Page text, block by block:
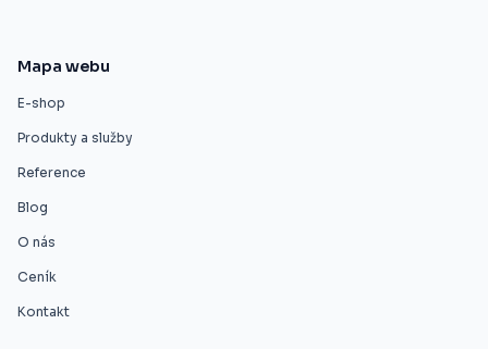
Mapa webu
E-shop
Produkty a služby
Reference
Blog
O nás
Ceník
Kontakt